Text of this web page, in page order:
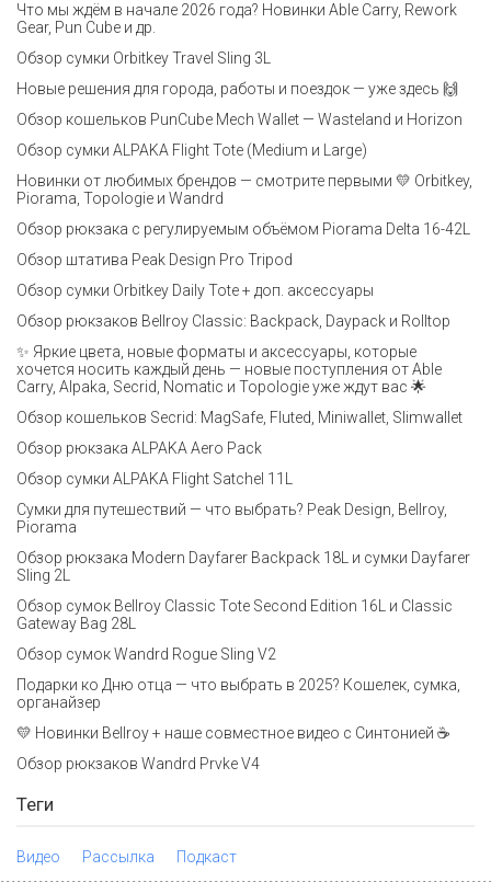
Что мы ждём в начале 2026 года? Новинки Able Carry, Rework
Gear, Pun Cube и др.
Обзор сумки Orbitkey Travel Sling 3L
Новые решения для города, работы и поездок — уже здесь 🙌
Обзор кошельков PunCube Mech Wallet — Wasteland и Horizon
Обзор сумки ALPAKA Flight Tote (Medium и Large)
Новинки от любимых брендов — смотрите первыми 💛 Orbitkey,
Piorama, Topologie и Wandrd
Обзор рюкзака с регулируемым объёмом Piorama Delta 16-42L
Обзор штатива Peak Design Pro Tripod
Обзор сумки Orbitkey Daily Tote + доп. аксессуары
Обзор рюкзаков Bellroy Classic: Backpack, Daypack и Rolltop
✨ Яркие цвета, новые форматы и аксессуары, которые
хочется носить каждый день — новые поступления от Able
Carry, Alpaka, Secrid, Nomatic и Topologie уже ждут вас 🌟
Обзор кошельков Secrid: MagSafe, Fluted, Miniwallet, Slimwallet
Обзор рюкзака ALPAKA Aero Pack
Обзор сумки ALPAKA Flight Satchel 11L
Сумки для путешествий — что выбрать? Peak Design, Bellroy,
Piorama
Обзор рюкзака Modern Dayfarer Backpack 18L и сумки Dayfarer
Sling 2L
Обзор сумок Bellroy Classic Tote Second Edition 16L и Classic
Gateway Bag 28L
Обзор сумок Wandrd Rogue Sling V2
Подарки ко Дню отца — что выбрать в 2025? Кошелек, сумка,
органайзер
💛 Новинки Bellroy + наше совместное видео с Синтонией ☕
Обзор рюкзаков Wandrd Prvke V4
Теги
Видео Рассылка Подкаст